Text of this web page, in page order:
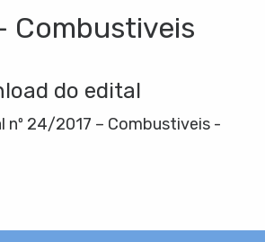
Combustiveis
do edital
nº 24/2017 – Combustiveis -